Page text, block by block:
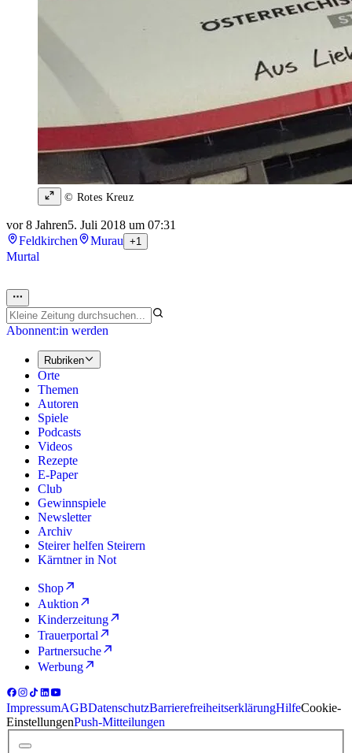
© Rotes Kreuz
vor 8 Jahren5. Juli 2018 um 07:31
Feldkirchen
Murau +1
Murtal
Abonnent:in werden
Rubriken
Orte
Themen
Autoren
Spiele
Podcasts
Videos
Rezepte
E-Paper
Club
Gewinnspiele
Newsletter
Archiv
Steirer helfen Steirern
Kärntner in Not
Shop
Auktion
Kinderzeitung
Trauerportal
Partnersuche
Werbung
ImpressumAGBDatenschutzBarrierefreiheitserklärungHilfeCookie-
EinstellungenPush-Mitteilungen